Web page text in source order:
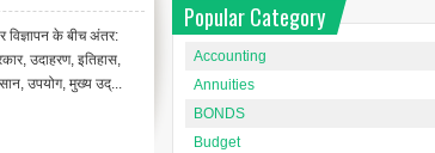
यादृच्छिक नमूनाकरण का परिचय
[Introduction to random
Sampling, In Hindi]यादृच्छिक
नमूनाकरण सांख्यिकी ...
व्यवसाय में पदोन्नति का परिचय
[Introduction to Promotion in
Business In Hindi]प्रचार विपणन
Popular Category
Accounting
Annuities
BONDS
Budget